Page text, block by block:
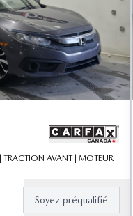
TRACTION AVANT | MOTEUR
Soyez préqualifié